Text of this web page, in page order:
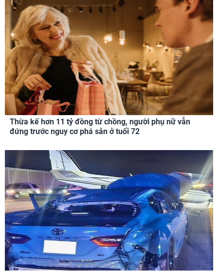
Thừa kế hơn 11 tỷ đồng từ chồng, người phụ nữ vẫn
đứng trước nguy cơ phá sản ở tuổi 72